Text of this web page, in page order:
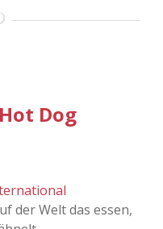
Dog
der Welt das essen,